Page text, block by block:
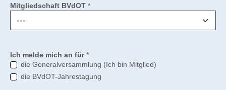
Mitgliedschaft BVdOT *
Ich melde mich an für*
die Generalversammlung (Ich bin Mitglied)
die BVdOT-Jahrestagung